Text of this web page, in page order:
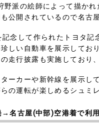
野派の絵師によって描か
公開されているので名古
念して作られたトヨタ記
しい自動車を展示してお
走行披露も実施しており
ーカーや新幹線を展示し
の運転が楽しめるシュミ
名古屋(中部)空港着で利